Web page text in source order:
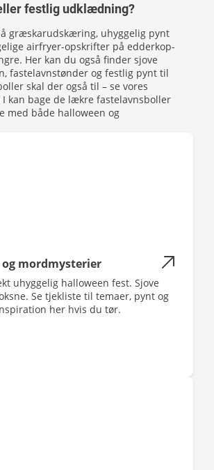
festlig udklædning?
græskarudskæring, uhyggelig pynt
airfryer-opskrifter på edderkop-
Her kan du også finder sjove
fastelavnstønder og festlig pynt til
skal der også til – se vores
kan bage de lækre fastelavnsboller
med både halloween og
mordmysterier
uhyggelig halloween fest. Sjove
Se tjekliste til temaer, pynt og
her hvis du tør.